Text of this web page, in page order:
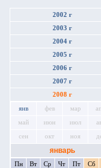
2002 г
2003 г
2004 г
2005 г
2006 г
2007 г
2008 г
янв фев мар
май июн июл
сен окт ноя
январь
Пн Вт Ср Чт Пт Сб